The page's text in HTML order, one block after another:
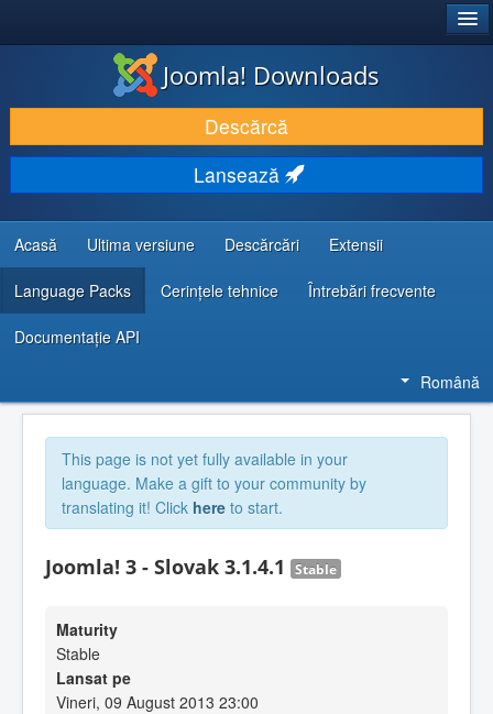
DESCARCĂ & ȘI EXTINDE
DESCOPERĂ & ÎNVAȚĂ
COMUNITATE & SUPORT
RESURSE DEZVOLTATORI
Joomla! Downloads
Descărcă
Lansează
Acasă Ultima versiune Descărcări Extensii
Language Packs Cerințele tehnice Întrebări frecvente
Documentaţie API
Română
This page is not yet fully available in your
language. Make a gift to your community by
translating it! Click here to start.
Joomla! 3 - Slovak 3.1.4.1 Stable
Maturity
Stable
Lansat pe
Vineri, 09 August 2013 23:00